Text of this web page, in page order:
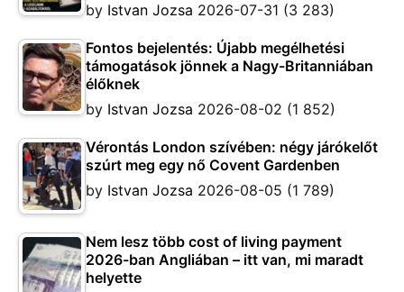
by Istvan Jozsa 2026-07-31 (3 283)
Fontos bejelentés: Újabb megélhetési
támogatások jönnek a Nagy-Britanniában
élőknek
by Istvan Jozsa 2026-08-02 (1 852)
Vérontás London szívében: négy járókelőt
szúrt meg egy nő Covent Gardenben
by Istvan Jozsa 2026-08-05 (1 789)
Nem lesz több cost of living payment
2026-ban Angliában – itt van, mi maradt
helyette